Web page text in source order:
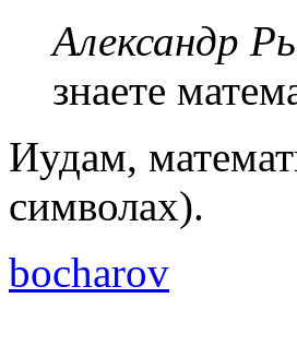
Александр
знаете
Иудам,
символах).
bocharov